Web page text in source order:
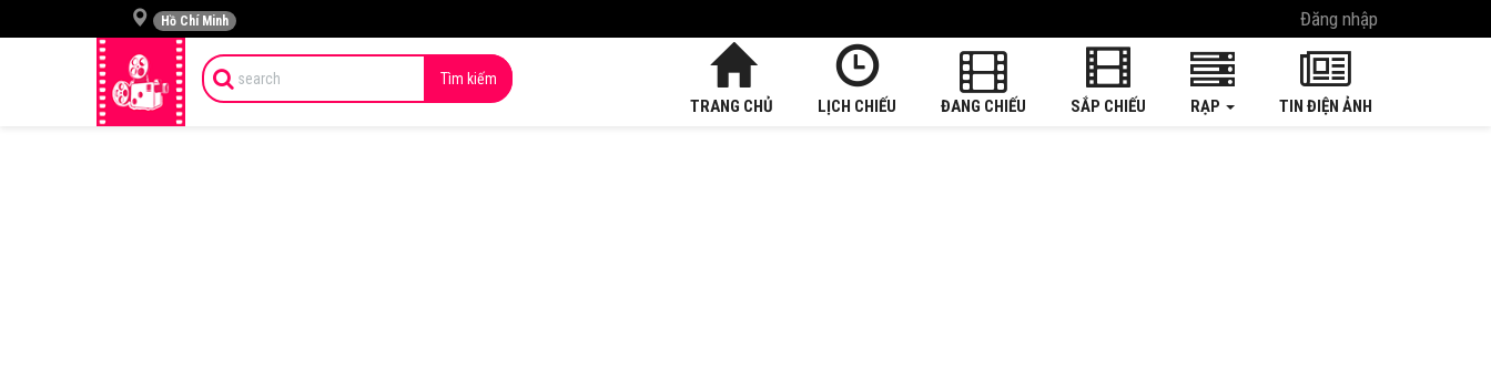
Hồ Chí Minh Đăng nhập
Tìm kiếm
TRANG CHỦ LỊCH CHIẾU ĐANG CHIẾU SẮP CHIẾU RẠP TIN ĐIỆN ẢNH